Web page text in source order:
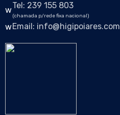
Tel: 239 155 803
(chamada p/rede fixa nacional)
Email: info@higipoiares.com